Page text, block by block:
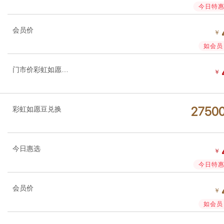
今日特
会员价 ￥
如会
￥
彩虹如愿豆兑换 
今日惠选 ￥
今日特
会员价 ￥
如会